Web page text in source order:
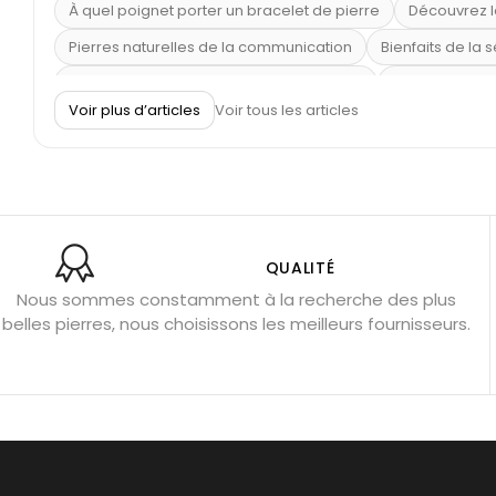
À quel poignet porter un bracelet de pierre
Découvrez
Pierres naturelles de la communication
Bienfaits de la
Pierre de lave : propriétés et bienfaits
Obsidienne noire : danger ?
Guide des pierres de
Pierres pour les examens
Pierres anti-déprime
Géode
Voir plus d’articles Voir tous les articles
QUALITÉ
Nous sommes constamment à la recherche des plus
belles pierres, nous choisissons les meilleurs fournisseurs.